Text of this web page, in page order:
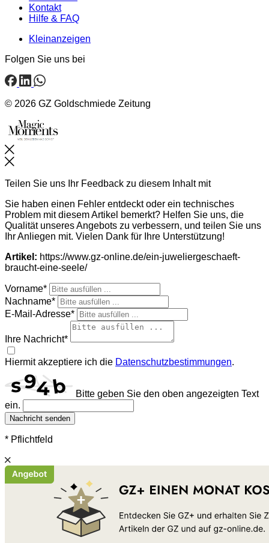
Kontakt
Hilfe & FAQ
Kleinanzeigen
Folgen Sie uns bei
© 2026 GZ Goldschmiede Zeitung
Schließen
Teilen Sie uns Ihr Feedback zu diesem Inhalt mit
Sie haben einen Fehler entdeckt oder ein technisches
Problem mit diesem Artikel bemerkt? Helfen Sie uns, die
Qualität unseres Angebots zu verbessern, und teilen Sie uns
Ihr Anliegen mit. Vielen Dank für Ihre Unterstützung!
Artikel: https://www.gz-online.de/ein-juweliergeschaeft-
braucht-eine-seele/
Vorname*
Nachname*
E-Mail-Adresse*
Ihre Nachricht*
Hiermit akzeptiere ich die Datenschutzbestimmungen.
Bitte geben Sie den oben angezeigten Text
ein.
Nachricht senden
* Pflichtfeld
Schließen